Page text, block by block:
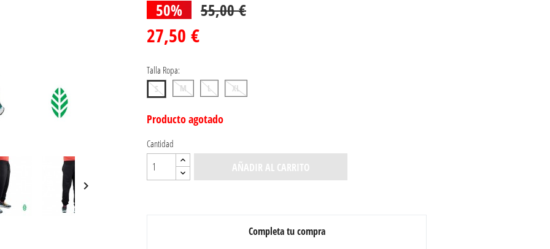

50% 55,00 €
27,50 €
Talla Ropa:
S M L XL
Producto agotado
Cantidad
AÑADIR AL CARRITO
Completa tu compra